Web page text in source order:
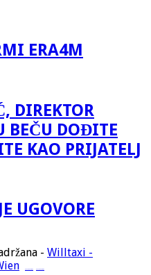
ERA4M
DIREKTOR
BEČU DOĐITE
KAO PRIJATELJ
UGOVORE
- Willtaxi -